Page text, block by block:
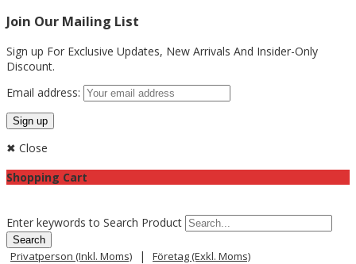
Join Our Mailing List
Sign up For Exclusive Updates, New Arrivals And Insider-Only
Discount.
Email address:
✖ Close
Shopping Cart
Enter keywords to Search Product
Privatperson (inkl. Moms) | Företag (exkl. Moms)